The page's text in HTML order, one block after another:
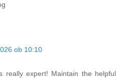
ob 10:10
really expert! Maintain the helpful